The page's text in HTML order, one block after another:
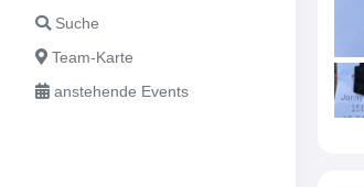
Suche
Team-Karte
anstehende Events